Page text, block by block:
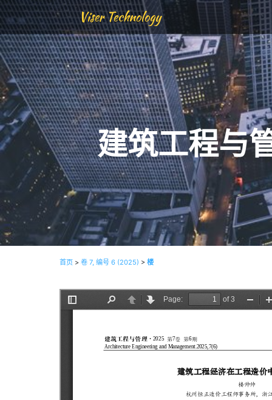
Viser Technology
建筑工程与
首页 > 卷 7, 编号 6 (2025) > 楼